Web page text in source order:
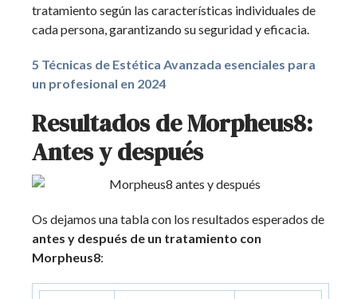
tratamiento según las características individuales de
cada persona, garantizando su seguridad y eficacia.
5 Técnicas de Estética Avanzada esenciales para
un profesional en 2024
Resultados de Morpheus8:
Antes y después
Os dejamos una tabla con los resultados esperados de
antes y después de un tratamiento con
Morpheus8: